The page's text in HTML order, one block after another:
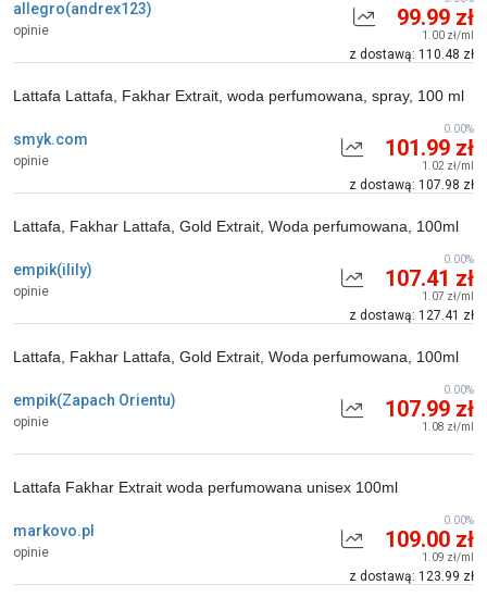
allegro(andrex123)
opinie 99.99 zł
1.00 zł/ml
z dostawą: 110.48 zł
smyk.com
opinie
Lattafa Lattafa, Fakhar Extrait, woda perfumowana, spray, 100 ml
101.99 zł
1.02 zł/ml
z dostawą: 107.98 zł
0.00%
empik(ilily)
opinie
Lattafa, Fakhar Lattafa, Gold Extrait, Woda perfumowana, 100ml
107.41 zł
1.07 zł/ml
z dostawą: 127.41 zł
0.00%
empik(Zapach Orientu)
opinie
Lattafa, Fakhar Lattafa, Gold Extrait, Woda perfumowana, 100ml
107.99 zł
1.08 zł/ml
0.00%
markovo.pl
opinie
Lattafa Fakhar Extrait woda perfumowana unisex 100ml
109.00 zł
1.09 zł/ml
z dostawą: 123.99 zł
0.00%